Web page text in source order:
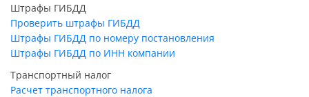
Штрафы ГИБДД
Проверить штрафы ГИБДД
Штрафы ГИБДД по номеру постановления
Штрафы ГИБДД по ИНН компании
Транспортный налог
Расчет транспортного налога